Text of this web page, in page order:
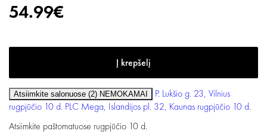
54.99€
Atsiimkite salonuose (2) NEMOKAMAI
P. Lukšio g. 23, Vilnius
rugpjūčio 10 d. PLC Mega, Islandijos pl. 32, Kaunas rugpjūčio 10 d.
Atsiimkite paštomatuose rugpjūčio 10 d.